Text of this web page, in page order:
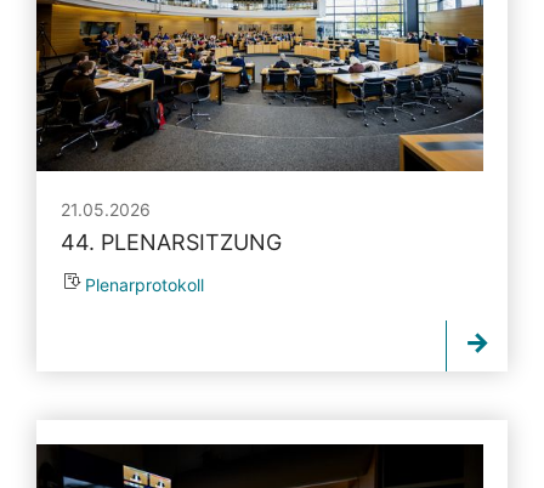
21.05.2026
44. PLENARSITZUNG
Plenarprotokoll